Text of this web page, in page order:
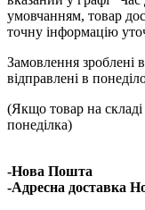
умовчанням, товар
точну інформацію
Замовлення зроблені
відправлені в
(Якщо товар на
понеділка)
-Нова Пошта
-Адресна доставка